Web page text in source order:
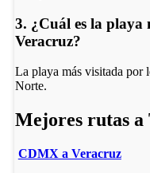
3. ¿Cuál es la playa
Veracruz?
La playa más visitada por
Norte.
Mejores rutas
CDMX a Veracruz